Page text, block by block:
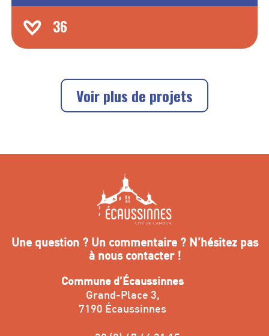
36
Voir plus de projets
Une question ? Un commentaire ? N’hésitez pas
à nous contacter !
Commune d’Écaussinnes
Grand-Place 3,
7190 Écaussinnes